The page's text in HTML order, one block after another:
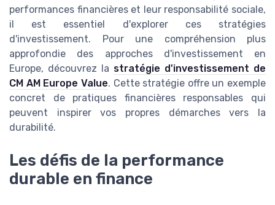
performances financières et leur responsabilité sociale,
il est essentiel d'explorer ces stratégies
d'investissement. Pour une compréhension plus
approfondie des approches d'investissement en
Europe, découvrez la stratégie d'investissement de
CM AM Europe Value. Cette stratégie offre un exemple
concret de pratiques financières responsables qui
peuvent inspirer vos propres démarches vers la
durabilité.
Les défis de la performance
durable en finance